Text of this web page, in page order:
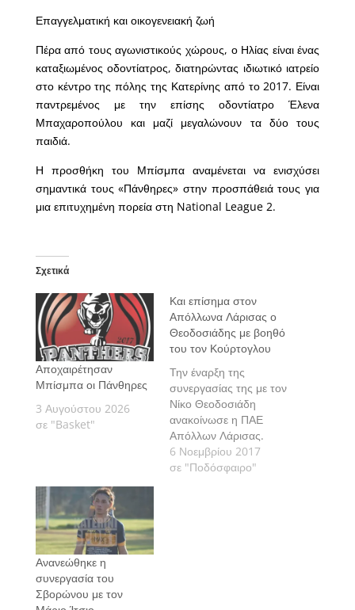
Επαγγελματική και οικογενειακή ζωή
Πέρα από τους αγωνιστικούς χώρους, ο Ηλίας είναι ένας
καταξιωμένος οδοντίατρος, διατηρώντας ιδιωτικό ιατρείο
στο κέντρο της πόλης της Κατερίνης από το 2017. Είναι
παντρεμένος με την επίσης οδοντίατρο Έλενα
Μπαχαροπούλου και μαζί μεγαλώνουν τα δύο τους
παιδιά.
Η προσθήκη του Μπίσμπα αναμένεται να ενισχύσει
σημαντικά τους «Πάνθηρες» στην προσπάθειά τους για
μια επιτυχημένη πορεία στη National League 2.
Σχετικά
Αποχαιρέτησαν
Μπίσμπα οι Πάνθηρες
3 Αυγούστου 2026
σε "Basket"
Και επίσημα στον
Απόλλωνα Λάρισας ο
Θεοδοσιάδης με βοηθό
του τον Κούρτογλου
Την έναρξη της
συνεργασίας της με τον
Νίκο Θεοδοσιάδη
ανακοίνωσε η ΠΑΕ
Απόλλων Λάρισας.
6 Νοεμβρίου 2017
σε "Ποδόσφαιρο"
Ανανεώθηκε η
συνεργασία του
Σβορώνου με τον